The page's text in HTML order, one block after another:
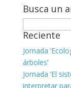
Busca un
Reciente
Jornada
árboles’
Jornada ‘El
interpretar